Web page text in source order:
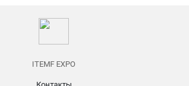
ITEMF EXPO